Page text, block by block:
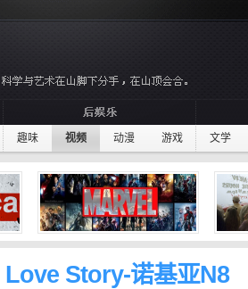
趣味 视频 动漫 游戏 文学
Love Story-诺基亚N8